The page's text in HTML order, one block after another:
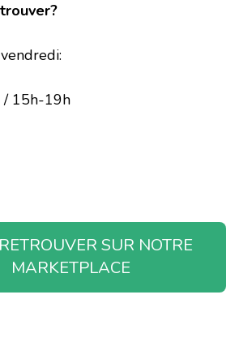
15h-19h
SUR NOTRE
MARKETPLACE